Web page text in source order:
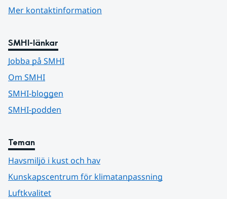
Mer kontaktinformation
SMHI-länkar
Jobba på SMHI
Om SMHI
SMHI-bloggen
SMHI-podden
Teman
Havsmiljö i kust och hav
Kunskapscentrum för klimatanpassning
Luftkvalitet